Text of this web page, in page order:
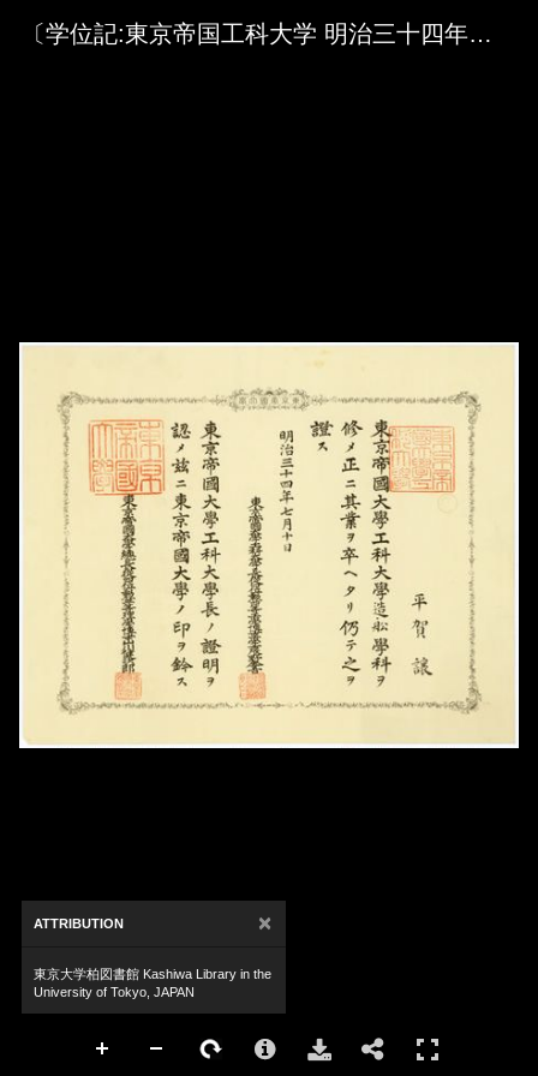
Media Viewer 〔学位記:東京帝国工科大学 明治三十四年七月十日〕
ATTRIBUTION ×
東京大学柏図書館 Kashiwa Library in the
University of Tokyo, JAPAN